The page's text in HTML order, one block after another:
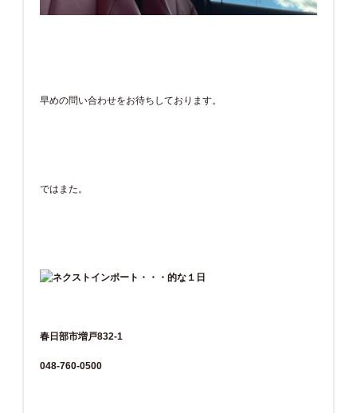
早めの問い合わせをお待ちしております。
ではまた。
春日部市増戸832-1
048-760-0500